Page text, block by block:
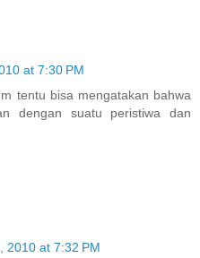
at 7:30 PM
tentu bisa mengatakan bahwa
dengan suatu peristiwa dan
2010 at 7:32 PM